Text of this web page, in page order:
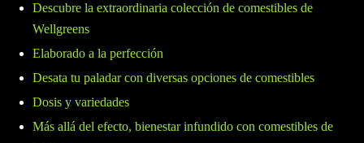
Descubre la extraordinaria colección de comestibles de
Wellgreens
Elaborado a la perfección
Desata tu paladar con diversas opciones de comestibles
Dosis y variedades
Más allá del efecto, bienestar infundido con comestibles de